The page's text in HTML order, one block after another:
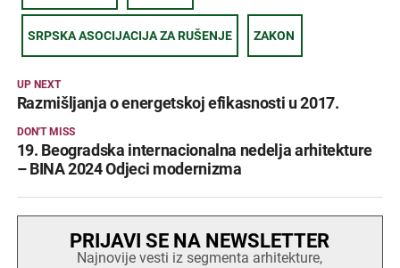
SRPSKA ASOCIJACIJA ZA RUŠENJE ZAKON
UP NEXT
Razmišljanja o energetskoj efikasnosti u 2017.
DON'T MISS
19. Beogradska internacionalna nedelja arhitekture
– BINA 2024 Odjeci modernizma
PRIJAVI SE NA NEWSLETTER
Najnovije vesti iz segmenta arhitekture,